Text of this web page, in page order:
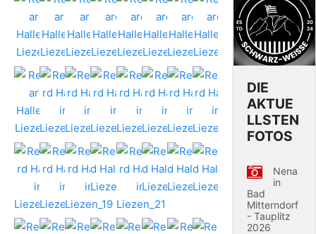
DIE
AKTUE
LLSTEN
FOTOS
Nena
in
Bad
Mitterndorf
- Tauplitz
2026